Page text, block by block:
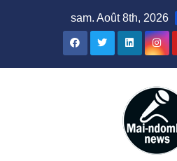
sam. Août 8th, 2026